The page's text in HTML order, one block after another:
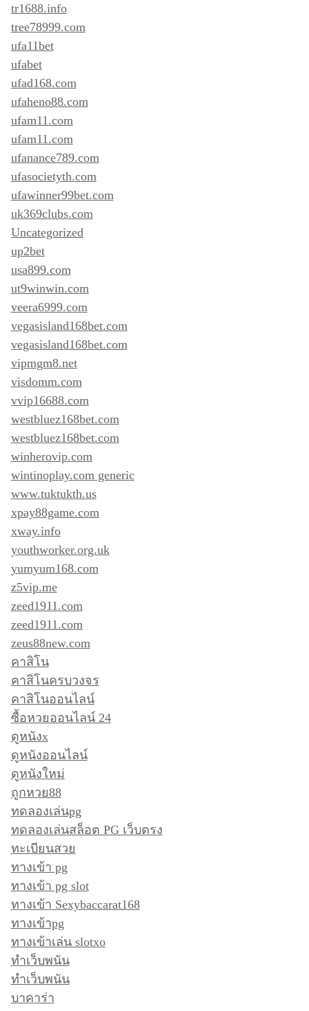
tr1688.info
tree78999.com
ufa11bet
ufabet
ufad168.com
ufaheno88.com
ufam11.com
ufam11.com
ufanance789.com
ufasocietyth.com
ufawinner99bet.com
uk369clubs.com
Uncategorized
up2bet
usa899.com
ut9winwin.com
veera6999.com
vegasisland168bet.com
vegasisland168bet.com
vipmgm8.net
visdomm.com
vvip16688.com
westbluez168bet.com
westbluez168bet.com
winherovip.com
wintinoplay.com generic
www.tuktukth.us
xpay88game.com
xway.info
youthworker.org.uk
yumyum168.com
z5vip.me
zeed1911.com
zeed1911.com
zeus88new.com
คาสิโน
คาสิโนครบวงจร
คาสิโนออนไลน์
ซื้อหวยออนไลน์ 24
ดูหนังx
ดูหนังออนไลน์
ดูหนังใหม่
ถูกหวย88
ทดลองเล่นpg
ทดลองเล่นสล็อต PG เว็บตรง
ทะเบียนสวย
ทางเข้า pg
ทางเข้า pg slot
ทางเข้า Sexybaccarat168
ทางเข้าpg
ทางเข้าเล่น slotxo
ทำเว็บพนัน
ทำเว็บพนัน
บาคาร่า